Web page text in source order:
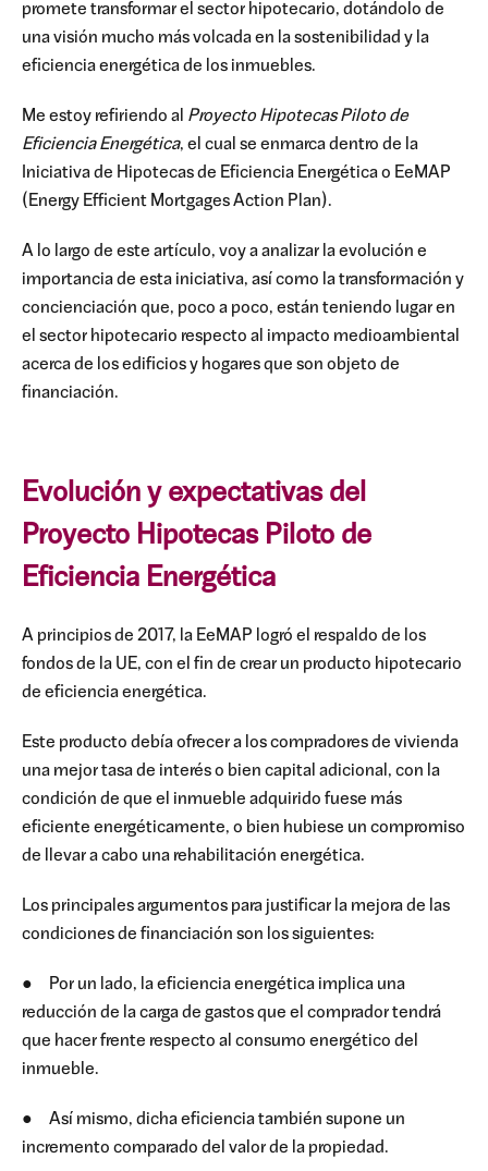
promete transformar el sector hipotecario, dotándolo de
una visión mucho más volcada en la sostenibilidad y la
eficiencia energética de los inmuebles.
Me estoy refiriendo al Proyecto Hipotecas Piloto de
Eficiencia Energética, el cual se enmarca dentro de la
Iniciativa de Hipotecas de Eficiencia Energética o EeMAP
(Energy Efficient Mortgages Action Plan).
A lo largo de este artículo, voy a analizar la evolución e
importancia de esta iniciativa, así como la transformación y
concienciación que, poco a poco, están teniendo lugar en
el sector hipotecario respecto al impacto medioambiental
acerca de los edificios y hogares que son objeto de
financiación.
Evolución y expectativas del
Proyecto Hipotecas Piloto de
Eficiencia Energética
A principios de 2017, la EeMAP logró el respaldo de los
fondos de la UE, con el fin de crear un producto hipotecario
de eficiencia energética.
Este producto debía ofrecer a los compradores de vivienda
una mejor tasa de interés o bien capital adicional, con la
condición de que el inmueble adquirido fuese más
eficiente energéticamente, o bien hubiese un compromiso
de llevar a cabo una rehabilitación energética.
Los principales argumentos para justificar la mejora de las
condiciones de financiación son los siguientes:
● Por un lado, la eficiencia energética implica una
reducción de la carga de gastos que el comprador tendrá
que hacer frente respecto al consumo energético del
inmueble.
● Así mismo, dicha eficiencia también supone un
incremento comparado del valor de la propiedad.